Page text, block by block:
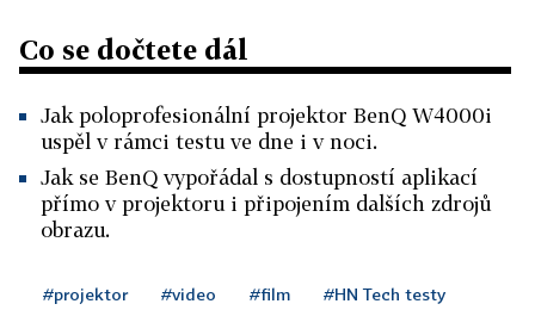
Co se dočtete dál
Jak poloprofesionální projektor BenQ W4000i
uspěl v rámci testu ve dne i v noci.
Jak se BenQ vypořádal s dostupností aplikací
přímo v projektoru i připojením dalších zdrojů
obrazu.
#projektor #video #film #HN Tech testy